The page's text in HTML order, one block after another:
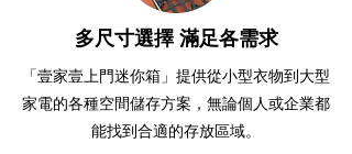
多尺寸選擇 滿足各需求
「壹家壹上門迷你箱」提供從小型衣物到大型
家電的各種空間儲存方案，無論個人或企業都
能找到合適的存放區域。